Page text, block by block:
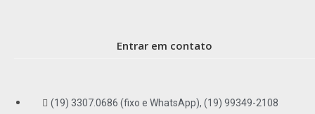
Entrar em contato
(19) 3307.0686 (fixo e WhatsApp), (19) 99349-2108